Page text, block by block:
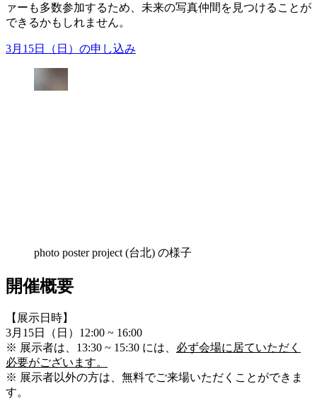
ァーも多数参加するため、未来の写真仲間を見つけることが
できるかもしれません。
3月15日（日）の申し込み
photo poster project (台北) の様子
開催概要
【展示日時】
3月15日（日）12:00 ~ 16:00
※ 展示者は、13:30 ~ 15:30 には、 必ず会場に居ていただく
必要がございます。
※ 展示者以外の方は、無料でご来場いただくことができま
す。